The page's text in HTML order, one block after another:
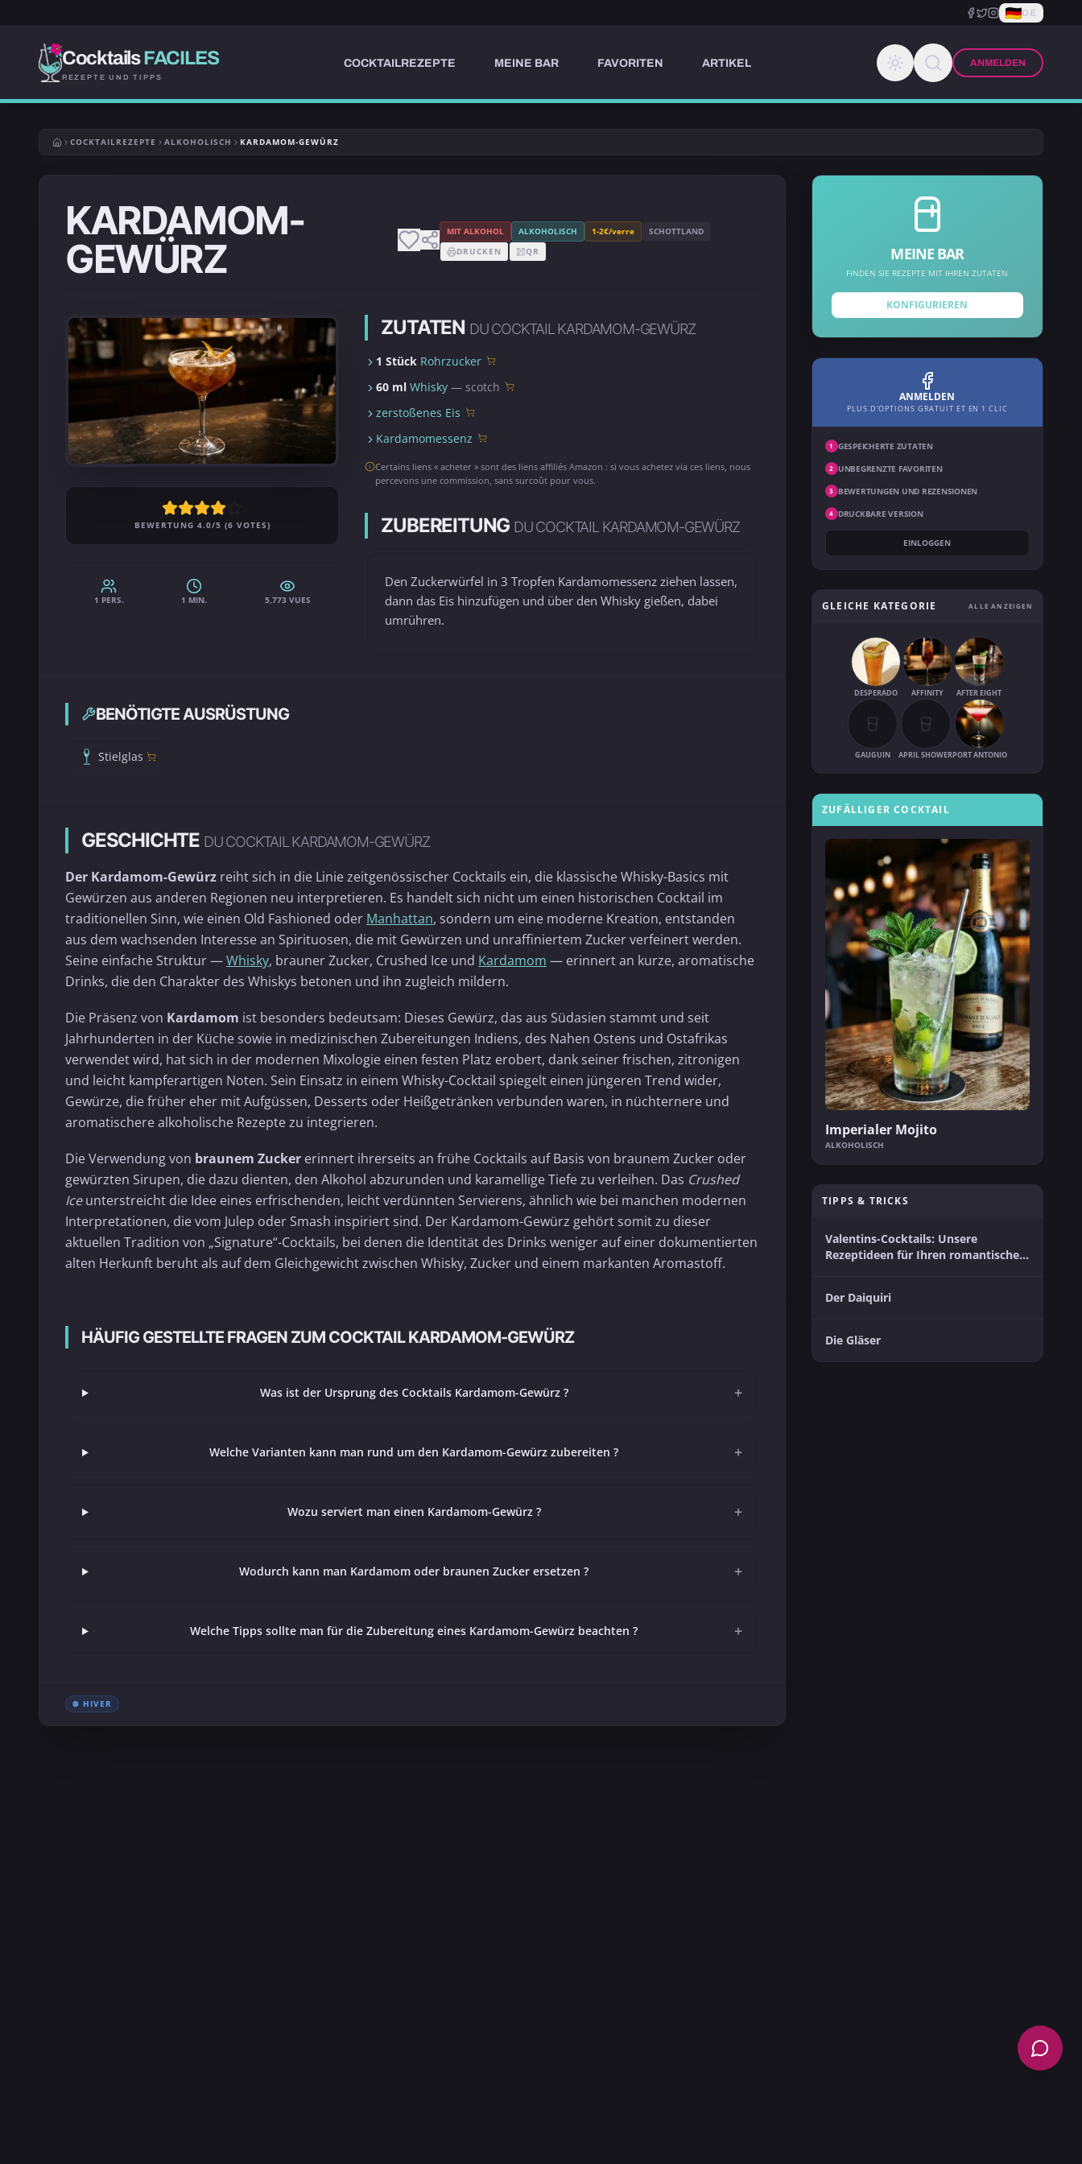
DE
CocktailsFACILES
REZEPTE UND TIPPS
COCKTAILREZEPTE MEINE BAR FAVORITEN ARTIKEL ANMELDEN
COCKTAILREZEPTE ALKOHOLISCH KARDAMOM-GEWÜRZ
KARDAMOM-
GEWÜRZ
MIT ALKOHOL ALKOHOLISCH 1-2€/verre
SCHOTTLAND
DRUCKEN
QR
BEWERTUNG 4.0/5 (6 VOTES)
1 PERS. 1 MIN. 5,773 VUES
ZUTATEN DU COCKTAIL KARDAMOM-GEWÜRZ
1 Stück Rohrzucker
60 mlWhisky — scotch
zerstoßenes Eis
Kardamomessenz
Certains liens « acheter » sont des liens affiliés Amazon : si vous achetez via ces liens, nous
percevons une commission, sans surcoût pour vous.
ZUBEREITUNG DU COCKTAIL KARDAMOM-GEWÜRZ
Den Zuckerwürfel in 3 Tropfen Kardamomessenz ziehen lassen,
dann das Eis hinzufügen und über den Whisky gießen, dabei
umrühren.
BENÖTIGTE AUSRÜSTUNG
Stielglas
GESCHICHTE DU COCKTAIL KARDAMOM-GEWÜRZ
Der Kardamom-Gewürz reiht sich in die Linie zeitgenössischer Cocktails ein, die klassische Whisky-Basics mit
Gewürzen aus anderen Regionen neu interpretieren. Es handelt sich nicht um einen historischen Cocktail im
traditionellen Sinn, wie einen Old Fashioned oder Manhattan, sondern um eine moderne Kreation, entstanden
aus dem wachsenden Interesse an Spirituosen, die mit Gewürzen und unraffiniertem Zucker verfeinert werden.
Seine einfache Struktur —Whisky, brauner Zucker, Crushed Ice und Kardamom — erinnert an kurze, aromatische
Drinks, die den Charakter des Whiskys betonen und ihn zugleich mildern.
Die Präsenz von Kardamom ist besonders bedeutsam: Dieses Gewürz, das aus Südasien stammt und seit
Jahrhunderten in der Küche sowie in medizinischen Zubereitungen Indiens, des Nahen Ostens und Ostafrikas
verwendet wird, hat sich in der modernen Mixologie einen festen Platz erobert, dank seiner frischen, zitronigen
und leicht kampferartigen Noten. Sein Einsatz in einem Whisky-Cocktail spiegelt einen jüngeren Trend wider,
Gewürze, die früher eher mit Aufgüssen, Desserts oder Heißgetränken verbunden waren, in nüchternere und
aromatischere alkoholische Rezepte zu integrieren.
Die Verwendung von braunem Zucker erinnert ihrerseits an frühe Cocktails auf Basis von braunem Zucker oder
gewürzten Sirupen, die dazu dienten, den Alkohol abzurunden und karamellige Tiefe zu verleihen. Das Crushed
Iceunterstreicht die Idee eines erfrischenden, leicht verdünnten Servierens, ähnlich wie bei manchen modernen
Interpretationen, die vom Julep oder Smash inspiriert sind. Der Kardamom-Gewürz gehört somit zu dieser
aktuellen Tradition von „Signature“-Cocktails, bei denen die Identität des Drinks weniger auf einer dokumentierten
alten Herkunft beruht als auf dem Gleichgewicht zwischen Whisky, Zucker und einem markanten Aromastoff.
HÄUFIG GESTELLTE FRAGEN ZUM COCKTAIL KARDAMOM-GEWÜRZ
Was ist der Ursprung des Cocktails Kardamom-Gewürz ? +
Welche Varianten kann man rund um den Kardamom-Gewürz zubereiten ? +
Wozu serviert man einen Kardamom-Gewürz ? +
Wodurch kann man Kardamom oder braunen Zucker ersetzen ? +
Welche Tipps sollte man für die Zubereitung eines Kardamom-Gewürz beachten ? +
❄️ HIVER
MEINE BAR
FINDEN SIE REZEPTE MIT IHREN ZUTATEN
KONFIGURIEREN
ANMELDEN
PLUS D'OPTIONS GRATUIT ET EN 1 CLIC
1 GESPEICHERTE ZUTATEN
2 UNBEGRENZTE FAVORITEN
3 BEWERTUNGEN UND REZENSIONEN
4 DRUCKBARE VERSION
EINLOGGEN
GLEICHE KATEGORIE ALLE ANZEIGEN
DESPERADO AFFINITY AFTER EIGHT
GAUGUIN APRIL SHOWERPORT ANTONIO
ZUFÄLLIGER COCKTAIL
Imperialer Mojito
ALKOHOLISCH
TIPPS & TRICKS
Valentins-Cocktails: Unsere
Rezeptideen für Ihren romantischen
Der Daiquiri
Die Gläser